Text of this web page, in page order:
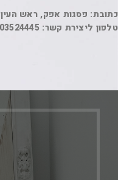
כתובת: פסגות אפק, ראש העין
טלפון ליצירת קשר: 0503524445